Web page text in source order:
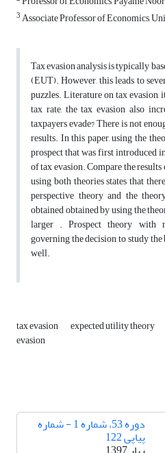
3Associate Professor of Economics,
Tax evasion analysis is typically
(EUT). However, this leads to
puzzles. Literature on tax
tax rate, the tax evasion also
taxpayers evade? There is not
results. In this paper, using the
prospect that was first introduced
of tax evasion. Compare the
using both theories states that
perspective theory and the
obtained obtained by using the
larger . Prospect theory with
governing the decision to study
well.
tax evasion expected utility theory
evasion
دوره 53، شماره 1 - شماره
پیاپی 122